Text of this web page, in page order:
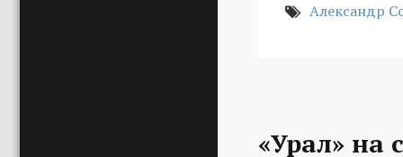
Александр
«Урал» на